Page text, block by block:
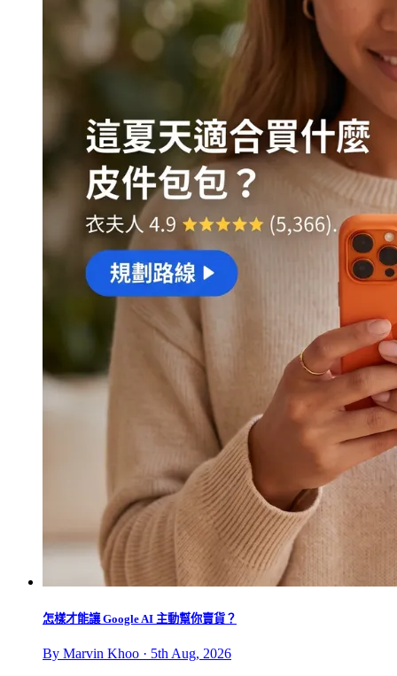
怎樣才能讓 Google AI 主動幫你賣貨？
By Marvin Khoo · 5th Aug, 2026